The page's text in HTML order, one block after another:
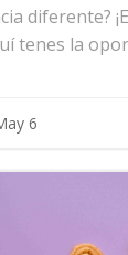
diferente?
tenes la
6